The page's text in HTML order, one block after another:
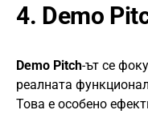
4. Demo
Demo Pitch-ът се
реалната
Това е особено